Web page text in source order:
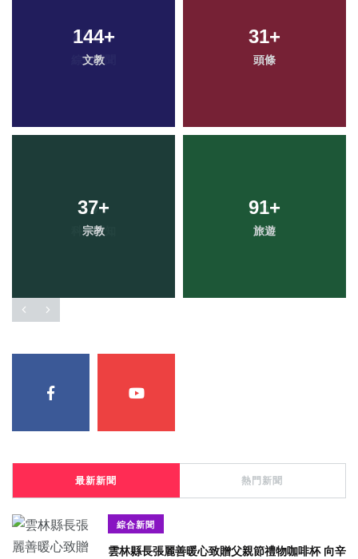
144+
文教
31+
頭條
37+
宗教
91+
旅遊
最新新聞 熱門新聞
綜合新聞
雲林縣長張麗善暖心致贈父親節禮物咖啡杯 向辛